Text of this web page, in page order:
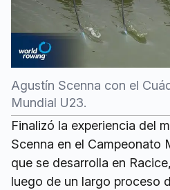
Agustín Scenna con el
Mundial U23.
Finalizó la experiencia del
Scenna en el Campeonato
que se desarrolla en
luego de un largo proceso